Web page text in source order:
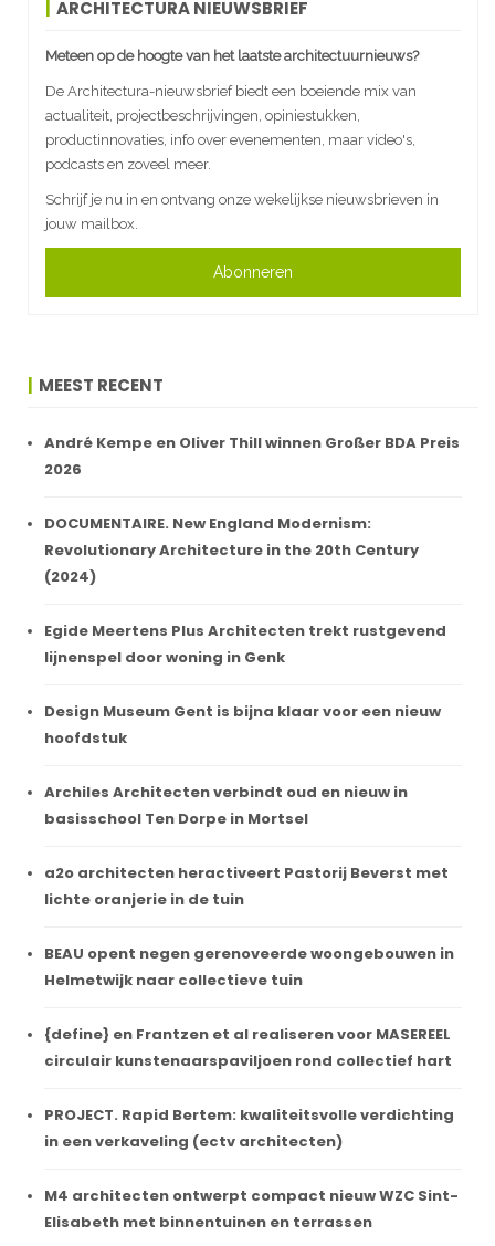
ARCHITECTURA NIEUWSBRIEF
Meteen op de hoogte van het laatste architectuurnieuws?
De Architectura-nieuwsbrief biedt een boeiende mix van
actualiteit, projectbeschrijvingen, opiniestukken,
productinnovaties, info over evenementen, maar video's,
podcasts en zoveel meer.
Schrijf je nu in en ontvang onze wekelijkse nieuwsbrieven in
jouw mailbox.
Abonneren
MEEST RECENT
André Kempe en Oliver Thill winnen Großer BDA Preis
2026
DOCUMENTAIRE. New England Modernism:
Revolutionary Architecture in the 20th Century
(2024)
Egide Meertens Plus Architecten trekt rustgevend
lijnenspel door woning in Genk
Design Museum Gent is bijna klaar voor een nieuw
hoofdstuk
Archiles Architecten verbindt oud en nieuw in
basisschool Ten Dorpe in Mortsel
a2o architecten heractiveert Pastorij Beverst met
lichte oranjerie in de tuin
BEAU opent negen gerenoveerde woongebouwen in
Helmetwijk naar collectieve tuin
{define} en Frantzen et al realiseren voor MASEREEL
circulair kunstenaarspaviljoen rond collectief hart
PROJECT. Rapid Bertem: kwaliteitsvolle verdichting
in een verkaveling (ectv architecten)
M4 architecten ontwerpt compact nieuw WZC Sint-
Elisabeth met binnentuinen en terrassen